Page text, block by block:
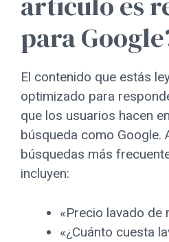
para
El contenido que estás
optimizado para
que los usuarios hacen
búsqueda como Google.
búsquedas más
incluyen:
«Precio lavado de
«¿Cuánto cuesta